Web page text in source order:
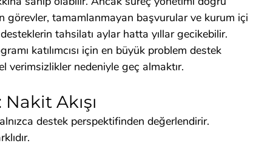
görevler, tamamlanmayan başvurular ve kurum içi
tahsilatı aylar hatta yıllar gecikebilir.
katılımcısı için en büyük problem destek
verimsizlikler nedeniyle geç almaktır.
Akışı
destek perspektifinden değerlendirir.